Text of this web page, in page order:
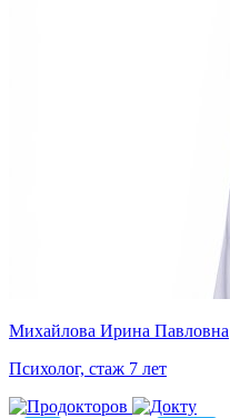
Михайлова Ирина Павловна
Психолог, стаж 7 лет